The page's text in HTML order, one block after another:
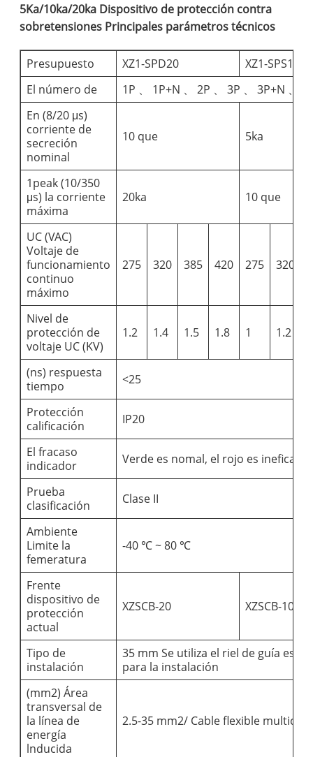
5Ka/10ka/20ka Dispositivo de protección contra
sobretensiones Principales parámetros técnicos
Presupuesto XZ1-SPD20
XZ1-SPS10
El número de
1P 、 1P+N 、 2P 、 3P 、 3P+N 、
En (8/20 μs)
corriente de
secreción
nominal
10 que 5ka
1peak (10/350
μs) la corriente
máxima
20ka 10 que
UC (VAC)
Voltaje de
funcionamiento
continuo
máximo
275 320 385 420 275 320
Nivel de
protección de
voltaje UC (KV)
1.2 1.4 1.5 1.8 1 1.2
(ns) respuesta
tiempo
<25
Protección
calificación
IP20
El fracaso
indicador
Verde es nomal, el rojo es ineficaz
Prueba
clasificación
Clase II
Ambiente
Limite la
femeratura
-40 ℃ ~ 80 ℃
Frente
dispositivo de
protección
actual
XZSCB-20 XZSCB-10
Tipo de
instalación
35 mm Se utiliza el riel de guía
para la instalación
(mm2) Área
transversal de
la línea de
energía
lnducida
2.5-35 mm2/ Cable flexible